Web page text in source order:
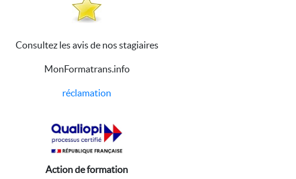
Consultez les avis de nos stagiaires
MonFormatrans.info
réclamation
Action de formation